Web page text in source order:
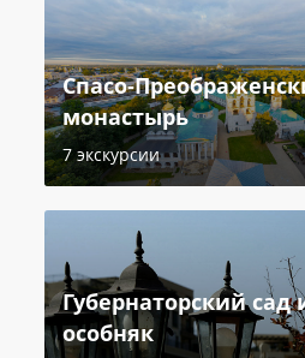
Спасо-
монастырь
7 экскурсии
Губернаторский сад
особняк